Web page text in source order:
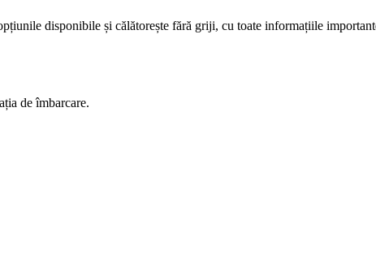
disponibile și călătorește fără griji, cu toate informațiile
de îmbarcare.